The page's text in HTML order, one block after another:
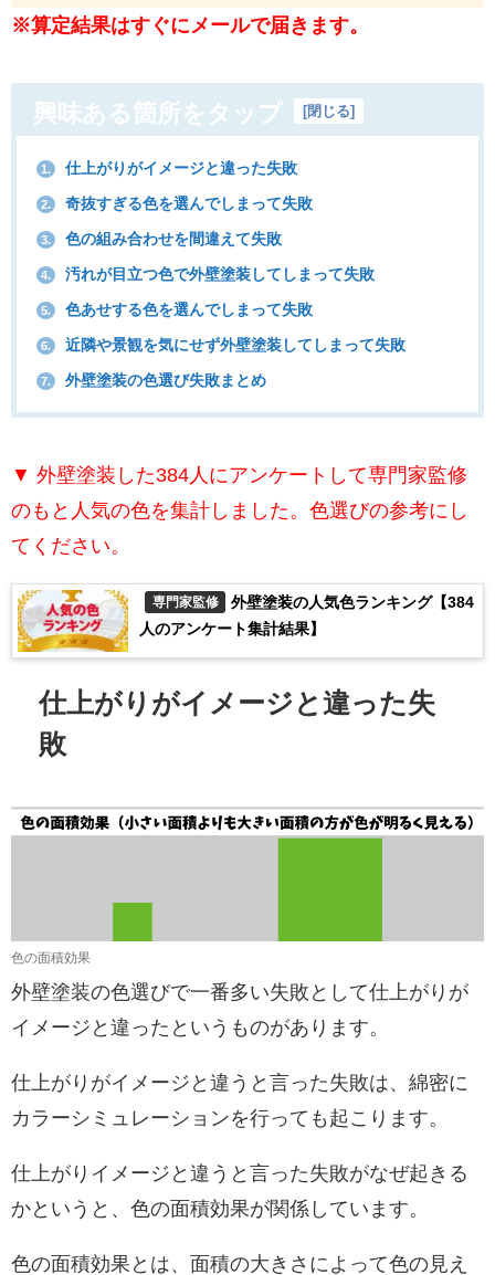
※算定結果はすぐにメールで届きます。
興味ある箇所をタップ [閉じる]
1. 仕上がりがイメージと違った失敗
2. 奇抜すぎる色を選んでしまって失敗
3. 色の組み合わせを間違えて失敗
4. 汚れが目立つ色で外壁塗装してしまって失敗
5. 色あせする色を選んでしまって失敗
6. 近隣や景観を気にせず外壁塗装してしまって失敗
7. 外壁塗装の色選び失敗まとめ
▼ 外壁塗装した384人にアンケートして専門家監修
のもと人気の色を集計しました。色選びの参考にし
てください。
専門家監修
外壁塗装の人気色ランキング【384
人のアンケート集計結果】
仕上がりがイメージと違った失
敗
色の面積効果
外壁塗装の色選びで一番多い失敗として仕上がりが
イメージと違ったというものがあります。
仕上がりがイメージと違うと言った失敗は、綿密に
カラーシミュレーションを行っても起こります。
仕上がりイメージと違うと言った失敗がなぜ起きる
かというと、色の面積効果が関係しています。
色の面積効果とは、面積の大きさによって色の見え